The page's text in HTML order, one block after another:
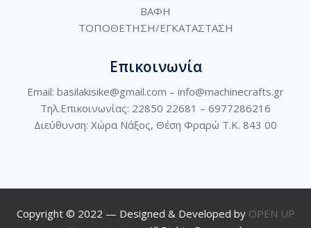
ΒΑΦΗ
ΤΟΠΟΘΕΤΗΣΗ/ΕΓΚΑΤΑΣΤΑΣΗ
Επικοινωνία
Email: basilakisike@gmail.com – info@machinecrafts.gr
Τηλ.Επικοινωνίας: 22850 22681 – 6977286216
Διεύθυνση: Χώρα Νάξος, Θέση Φραρώ Τ.Κ. 843 00
Copyright © 2022 — Designed & Developed by OPEN UP